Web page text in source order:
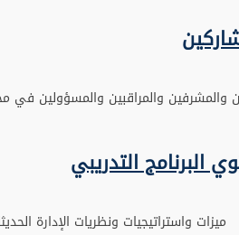
والمشرفين والمراقبين والمسؤولين في
البرنامج التدريبي
ميزات واستراتيجيات ونظريات الإدارة